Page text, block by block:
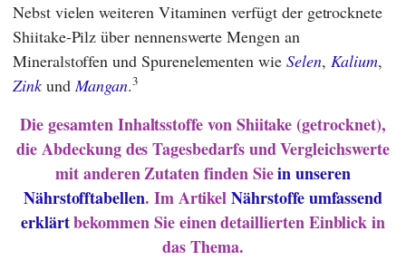
Nebst vielen weiteren Vitaminen verfügt der getrocknete
Shiitake-Pilz über nennenswerte Mengen an
Mineralstoffen und Spurenelementen wie Selen, Kalium,
ZinkundMangan.3
Die gesamten Inhaltsstoffe von Shiitake (getrocknet),
die Abdeckung des Tagesbedarfs und Vergleichswerte
mit anderen Zutaten finden Siein unseren
Nährstofftabellen. Im ArtikelNährstoffe umfassend
erklärtbekommen Sie einen detaillierten Einblick in
das Thema.